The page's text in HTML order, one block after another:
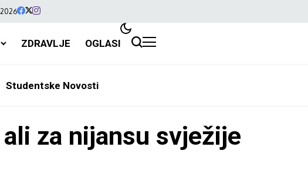
ZDRAVLJE OGLASI
Studentske Novosti
za nijansu svježije